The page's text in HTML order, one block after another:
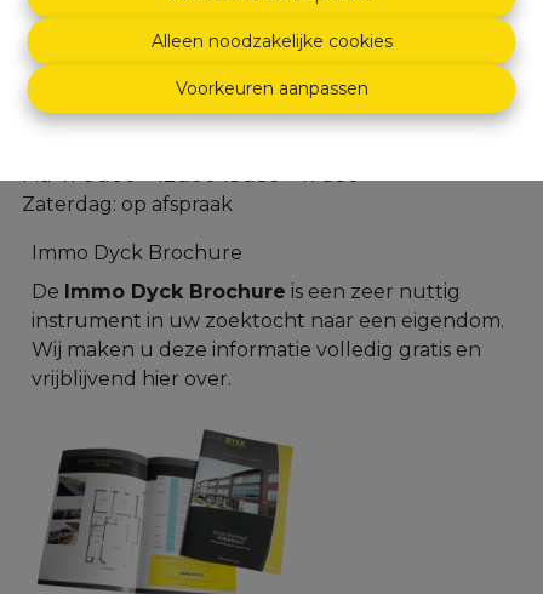
Alleen noodzakelijke cookies
Voorkeuren aanpassen
Dascottelei 152 - 2100 Deurne
03 366 30 60
info@immodyck.be
Ma-Vr 9u00 – 12u00 13u30 – 17u30
Zaterdag: op afspraak
Immo Dyck Brochure
De Immo Dyck Brochure is een zeer nuttig
instrument in uw zoektocht naar een eigendom.
Wij maken u deze informatie volledig gratis en
vrijblijvend hier over.